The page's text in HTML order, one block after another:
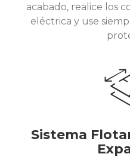
acabado, realice los
eléctrica y use
Sistema